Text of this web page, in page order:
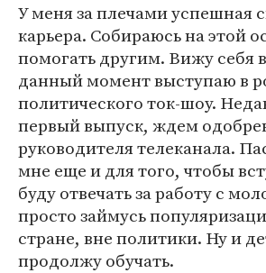
У меня за плечами успешная
карьера. Собираюсь на этой
помогать другим. Вижу себя
данный момент выступаю в
политического ток-шоу.
первый выпуск, ждем
руководителя телеканала.
мне еще и для того, чтобы
буду отвечать за работу с
просто займусь
стране, вне политики. Ну и
продолжу обучать.